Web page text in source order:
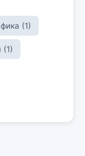
(1)
(1)